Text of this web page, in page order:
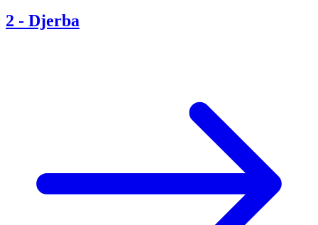
2 - Djerba